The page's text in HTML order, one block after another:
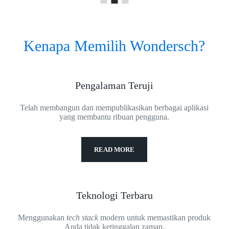
Kenapa Memilih Wondersch?
Pengalaman Teruji
Telah membangun dan mempublikasikan berbagai aplikasi
yang membantu ribuan pengguna.
READ MORE
Teknologi Terbaru
Menggunakantech stack modern untuk memastikan produk
Anda tidak ketinggalan zaman.